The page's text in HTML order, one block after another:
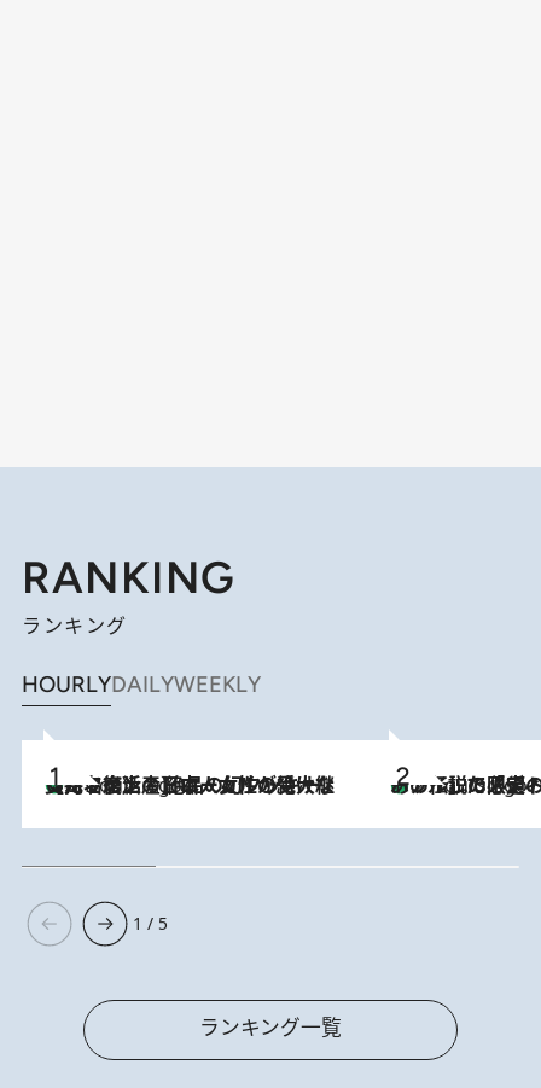
RANKING
ランキング
HOURLYDAILYWEEKLY
2 Hours Ago
【ハワイ土産】ローカルの絶大な支持で復活！ 絶品の幻クッキー《元ファンの日本人女性が受け継いだ名店》 2 Hours Ago
あの伝説の限定トートも！ リニューアルした「ディーン
1 / 5
ランキング一覧